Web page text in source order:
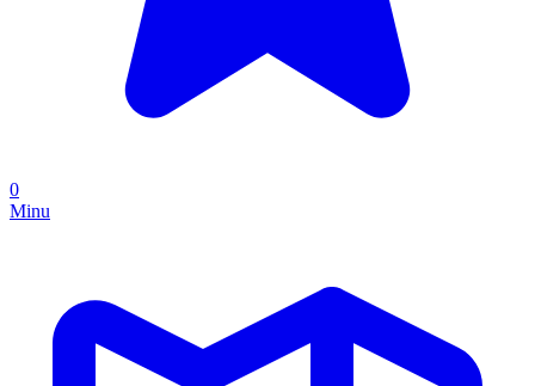
0
Minu